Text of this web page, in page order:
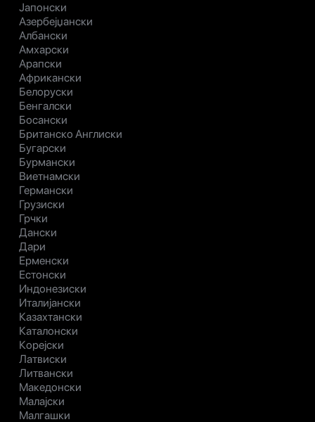
Јапонски
Азербејџански
Албански
Амхарски
Арапски
Африкански
Белоруски
Бенгалски
Босански
Британско Англиски
Бугарски
Бурмански
Виетнамски
Германски
Грузиски
Грчки
Дански
Дари
Ерменски
Естонски
Индонезиски
Италијански
Казахтански
Каталонски
Корејски
Латвиски
Литвански
Македонски
Малајски
Малгашки